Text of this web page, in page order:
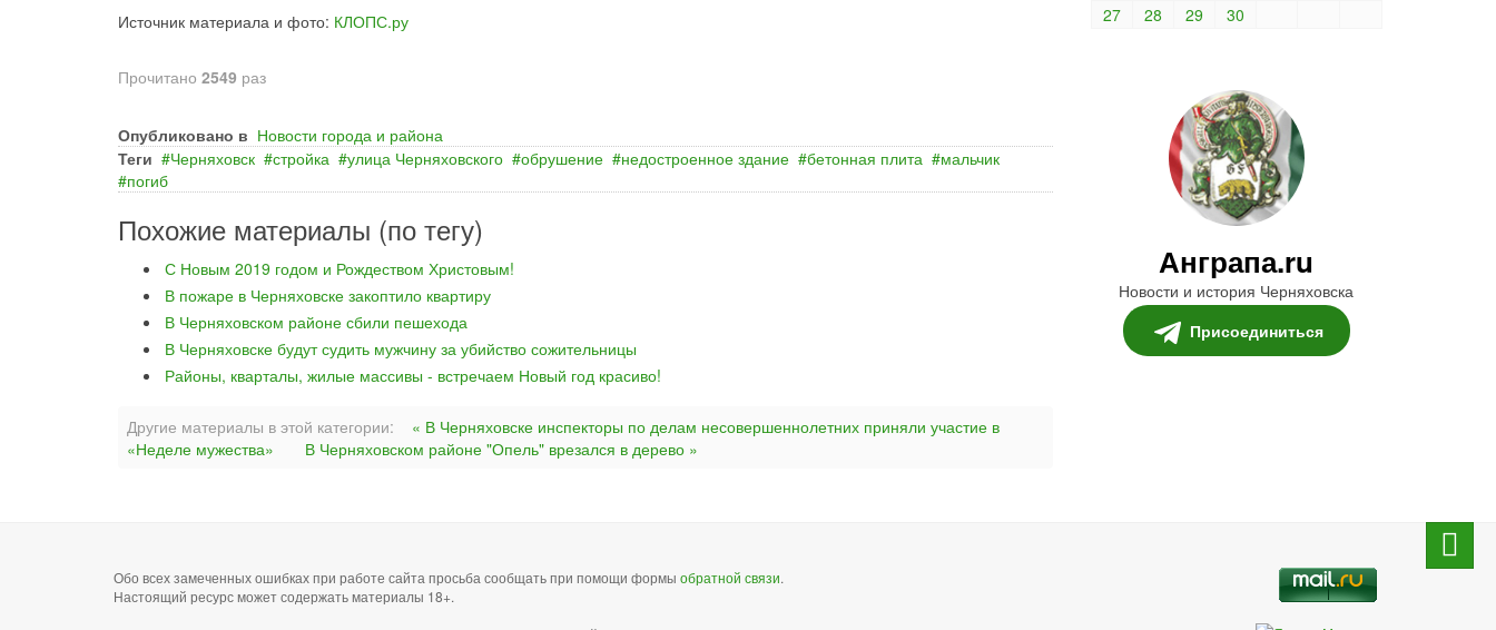
Источник материала и фото: КЛОПС.ру
Прочитано 2549 раз
Опубликовано в Новости города и района
Теги
Черняховск стройка улица Черняховского обрушение недостроенное здание бетонная плита
мальчик
погиб
Похожие материалы (по тегу)
С Новым 2019 годом и Рождеством Христовым!
В пожаре в Черняховске закоптило квартиру
В Черняховском районе сбили пешехода
В Черняховске будут судить мужчину за убийство сожительницы
Районы, кварталы, жилые массивы - встречаем Новый год красиво!
Другие материалы в этой категории:
« В Черняховске инспекторы по делам несовершеннолетних приняли участие в
«Неделе мужества»
В Черняховском районе "Опель" врезался в дерево »
27
28 29 30
Анграпа.ru
Новости и история Черняховска
Присоединиться
Обо всех замеченных ошибках при работе сайта просьба сообщать при помощи формы обратной связи.
Настоящий ресурс может содержать материалы 18+.